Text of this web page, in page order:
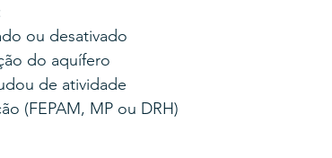
ou desativado
do aquífero
de atividade
(FEPAM, MP ou DRH)